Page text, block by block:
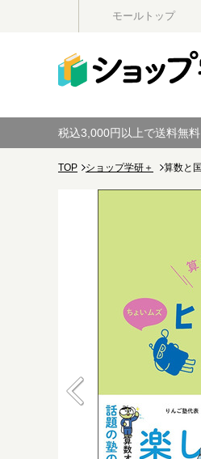
モールトップ
税込3,000円以上で送料無料
TOP ショップ学研＋ 算数と